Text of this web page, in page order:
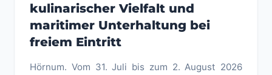
kulinarischer Vielfalt und
maritimer Unterhaltung bei
freiem Eintritt
Hörnum. Vom 31. Juli bis zum 2. August 2026